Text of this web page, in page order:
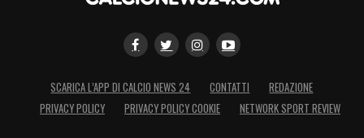
SCARICA L’APP DI CALCIO NEWS 24 CONTATTI
REDAZIONE
PRIVACY POLICY
PRIVACY POLICY COOKIE NETWORK SPORT REVIEW